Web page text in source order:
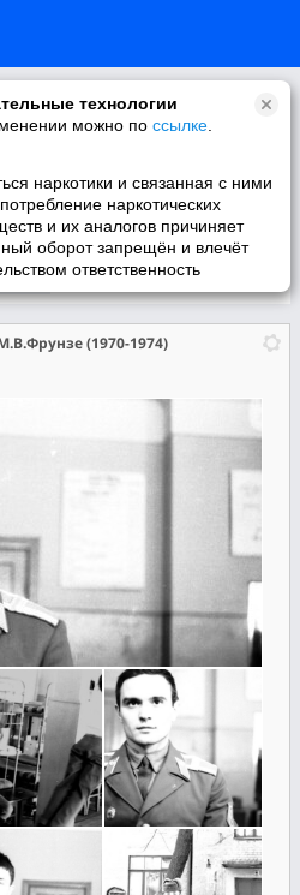
технологии
можно по ссылке
наркотики и связанная с ними
наркотических
и их аналогов причиняет
оборот запрещён и влечёт
ответственность
(1970-1974)